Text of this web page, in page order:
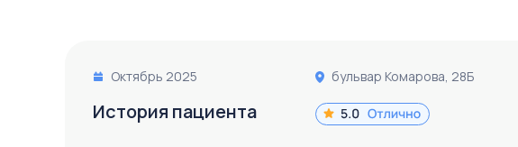
Октябрь 2025 бульвар Комарова, 28Б
История пациента